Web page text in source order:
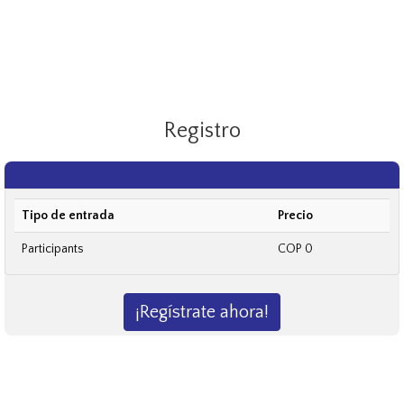
Registro
Tipo de entrada Precio
Participants COP 0
¡Regístrate ahora!